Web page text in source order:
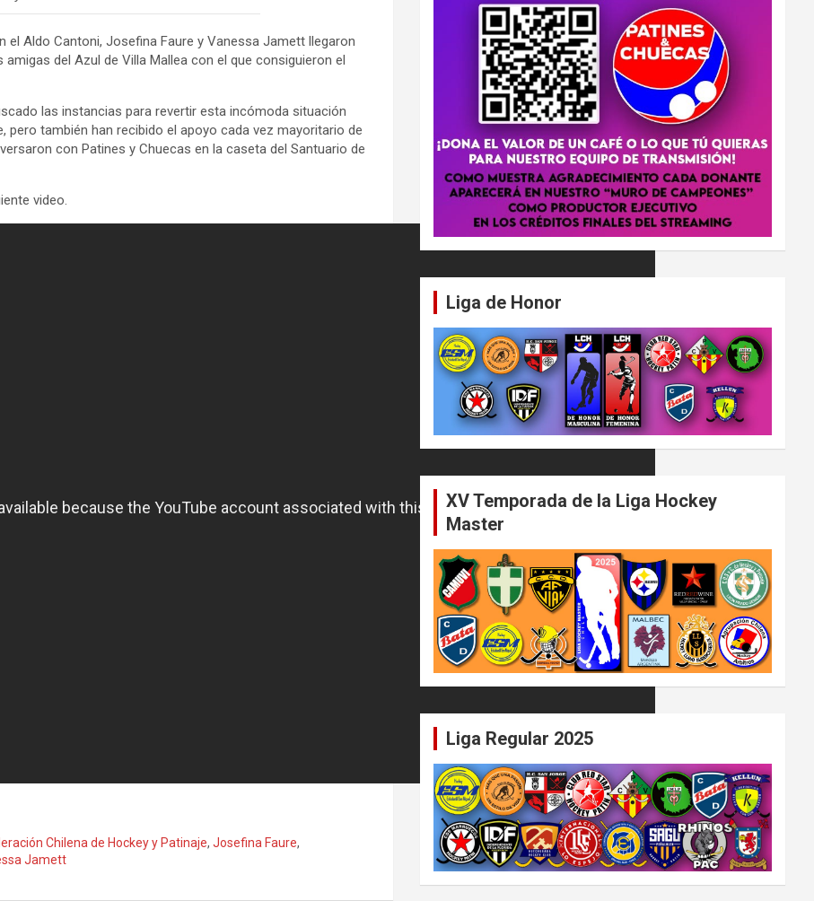
Aldo Cantoni, Josefina Faure y Vanessa Jamett llegaron
del Azul de Villa Mallea con el que consiguieron el
las instancias para revertir esta incómoda situación
pero también han recibido el apoyo cada vez mayoritario de
con Patines y Chuecas en la caseta del Santuario de
video.
Chilena de Hockey y Patinaje, Josefina Faure,
Jamett
Liga de Honor
XV Temporada de la Liga Hockey
Master
Liga Regular 2025